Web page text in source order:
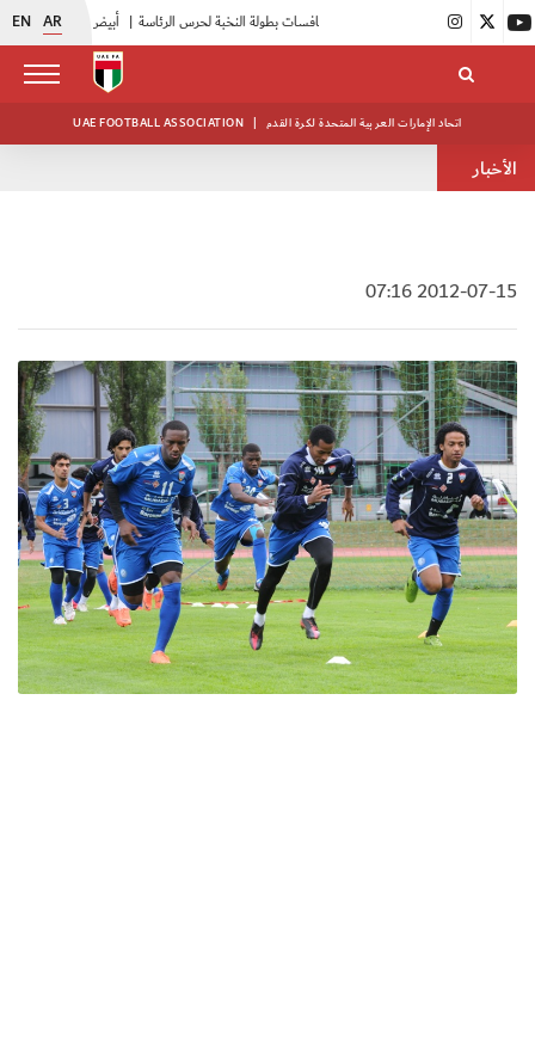
EN AR أبيض الشباب يواصل تدريباته في معسكره بأبوظبي |
UAE FOOTBALL ASSOCIATION | اتحاد الإمارات العربية المتحدة لكرة القدم
الأخبار
2012-07-15 07:16